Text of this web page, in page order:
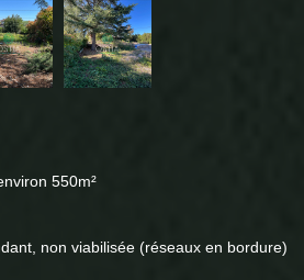
550m²
non viabilisée (réseaux en bordure)